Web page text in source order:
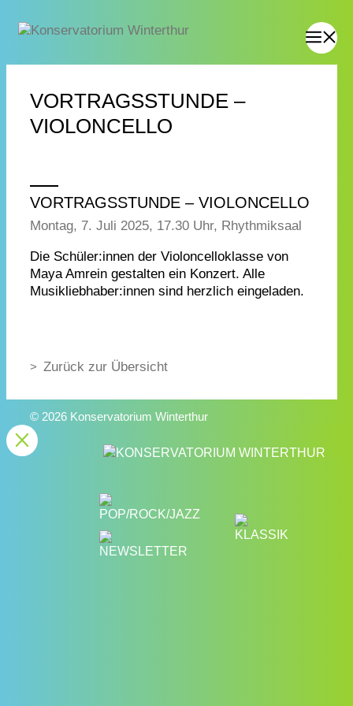
VORTRAGSSTUNDE –
VIOLONCELLO
VORTRAGSSTUNDE – VIOLONCELLO
Montag, 7. Juli 2025, 17.30 Uhr, Rhythmiksaal
Die Schüler:innen der Violoncelloklasse von
Maya Amrein gestalten ein Konzert. Alle
Musikliebhaber:innen sind herzlich eingeladen.
Zurück zur Übersicht
© 2026 Konservatorium Winterthur